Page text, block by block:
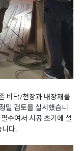
바닥/천장과 내장재를
밀 검토를 실시했습니
수여서 시공 초기에 설
니다.